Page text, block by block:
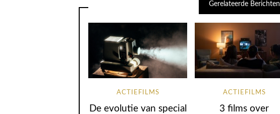
Gerelateerde Berichten
ACTIEFILMS
De evolutie van special
ACTIEFILMS
3 films over